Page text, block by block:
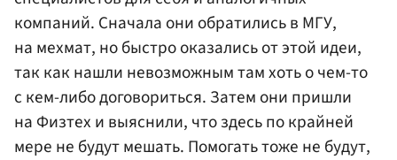
компаний. Сначала они обратились в МГУ,
на мехмат, но быстро оказались от этой идеи,
так как нашли невозможным там хоть о чем-то
с кем-либо договориться. Затем они пришли
на Физтех и выяснили, что здесь по крайней
мере не будут мешать. Помогать тоже не будут,